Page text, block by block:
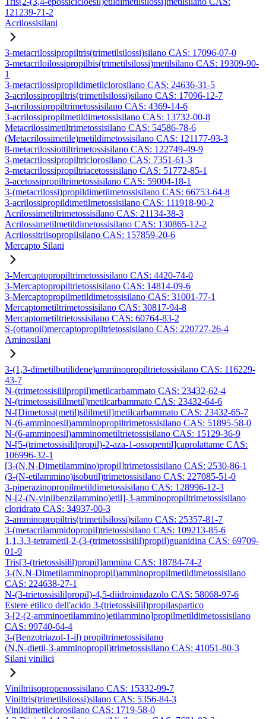
121239-71-2
Acrilossisilani
3-metacrilossipropiltris(trimetilsilossi)silano CAS: 17096-07-0
3-metacriloilossipropilbis(trimetilsilossi)metilsilano CAS: 19309-90-
1
3-metacrilossipropildimetilclorosilano CAS: 24636-31-5
3-acrilossipropiltris(trimetilsilossi)silano CAS: 17096-12-7
3-acrilossipropiltrimetossisilano CAS: 4369-14-6
3-acrilossipropilmetildimetossisilano CAS: 13732-00-8
Metacrilossimetiltrimetossisilano CAS: 54586-78-6
(Metacrilossimetile)metildimetossisilano CAS: 121177-93-3
8-metacrilossiottiltrimetossisilano CAS: 122749-49-9
3-metacrilossipropiltriclorosilano CAS: 7351-61-3
3-metacrilossipropiltriacetossisilano CAS: 51772-85-1
3-acetossipropiltrimetossisilano CAS: 59004-18-1
3-(metacrilossi)propildimetilmetossisilano CAS: 66753-64-8
3-acrilossipropildimetilmetossisilano CAS: 111918-90-2
Acrilossimetiltrimetossisilano CAS: 21134-38-3
Acrilossimetilmetildimetossisilano CAS: 130865-12-2
Acrilossitriisopropilsilano CAS: 157859-20-6
Mercapto Silani
3-Mercaptopropiltrimetossisilano CAS: 4420-74-0
3-Mercaptopropiltrietossisilano CAS: 14814-09-6
3-Mercaptopropilmetildimetossisilano CAS: 31001-77-1
Mercaptometiltrimetossisilano CAS: 30817-94-8
Mercaptometiltrietossisilano CAS: 60764-83-2
S-(ottanoil)mercaptopropiltrietossisilano CAS: 220727-26-4
Aminosilani
3-(1,3-dimetilbutilidene)amminopropiltrietossisilano CAS: 116229-
43-7
N-(trimetossisililpropil)metilcarbammato CAS: 23432-62-4
N-(trimetossisililmetil)metilcarbammato CAS: 23432-64-6
N-[Dimetossi(metil)sililmetil]metilcarbammato CAS: 23432-65-7
N-(6-amminoesil)amminopropiltrimetossisilano CAS: 51895-58-0
N-(6-amminoesil)amminometiltrietossisilano CAS: 15129-36-9
N-[5-(trimetossisililpropil)-2-aza-1-ossopentil]caprolattame CAS:
106996-32-1
[3-(N,N-Dimetilammino)propil]trimetossisilano CAS: 2530-86-1
(3-(N-etilammino)isobutil)trimetossisilano CAS: 227085-51-0
3-piperazinopropilmetildimetossisilano CAS: 128996-12-3
N-[2-(N-vinilbenzilammino)etil]-3-amminopropiltrimetossisilano
cloridrato CAS: 34937-00-3
3-amminopropiltris(trimetilsilossi)silano CAS: 25357-81-7
3-(metacrilammidopropil)trietossisilano CAS: 109213-85-6
1,1,3,3-tetrametil-2-(3-(trimetossisilil)propil)guanidina CAS: 69709-
01-9
Tris[3-(trietossisilil)propil]ammina CAS: 18784-74-2
3-(N,N-Dimetilamminopropil)amminopropilmetildimetossisilano
CAS: 224638-27-1
N-(3-trietossisililpropil)-4,5-diidroimidazolo CAS: 58068-97-6
Estere etilico dell'acido 3-(trietossisilil)propilaspartico
3-[2-(2-amminoetilammino)etilammino]propilmetildimetossisilano
CAS: 99740-64-4
3-(Benzotriazol-1-il) propiltrimetossisilano
(N,N-dietil-3-amminopropil)trimetossisilano CAS: 41051-80-3
Silani vinilici
Viniltriisopropenossisilano CAS: 15332-99-7
Viniltris(trimetilsilossi)silano CAS: 5356-84-3
Vinildimetilclorosilano CAS: 1719-58-0